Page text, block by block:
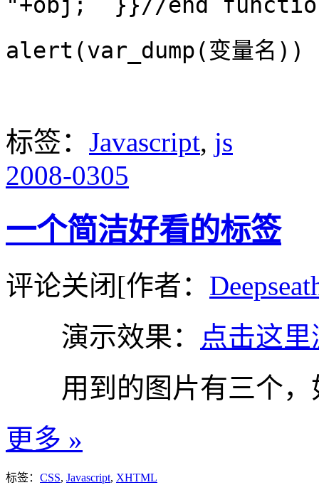
alert(var_dump(变量名))
标签： Javascript, js
2008-0305
一个简洁好看的标签
评论关闭[作者：
演示效果： 点击这里
用到的图片有三个，
更多 »
标签： CSS, Javascript, XHTML